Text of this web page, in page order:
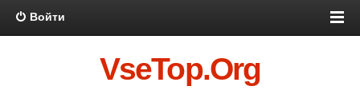
Войти
VseTop.Org